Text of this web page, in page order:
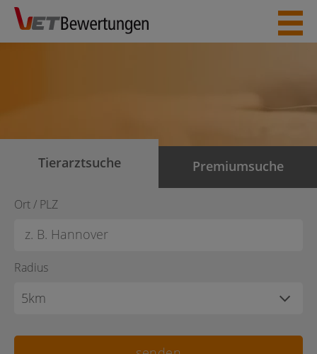
Skip
content
Tierarztsuche Premiumsuche
Ort / PLZ
Radius